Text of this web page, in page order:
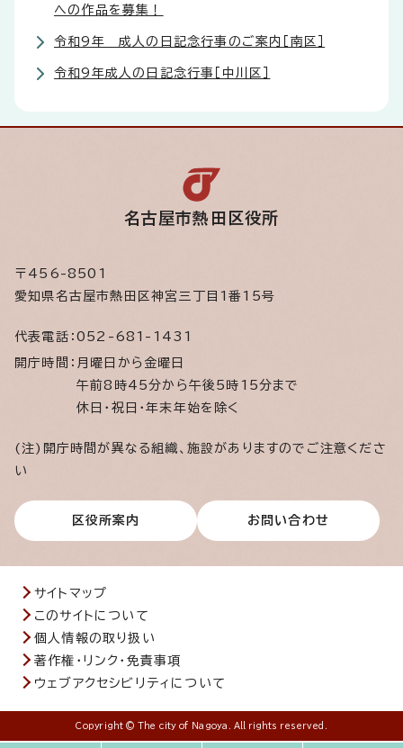
への作品を募集！
令和9年 成人の日記念行事のご案内［南区］
令和9年成人の日記念行事［中川区］
名古屋市熱田区役所
〒456-8501
愛知県名古屋市熱田区神宮三丁目1番15号
代表電話： 052-681-1431
開庁時間： 月曜日から金曜日
午前8時45分から午後5時15分まで
休日・祝日・年末年始を除く
(注)開庁時間が異なる組織、施設がありますのでご注意くださ
い
区役所案内 お問い合わせ
サイトマップ
このサイトについて
個人情報の取り扱い
著作権・リンク・免責事項
ウェブアクセシビリティについて
Copyright © The city of Nagoya. All rights reserved.